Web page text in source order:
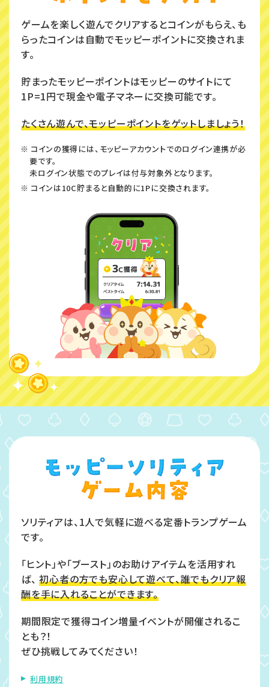
ゲームを楽しく遊んでクリアするとコインがもらえ、も
らったコインは自動でモッピーポイントに交換されま
す。
貯まったモッピーポイントはモッピーのサイトにて
1P=1円で現金や電子マネーに交換可能です。
たくさん遊んで、モッピーポイントをゲットしましょう！
※ コインの獲得には、モッピーアカウントでのログイン連携が必
要です。
未ログイン状態でのプレイは付与対象外となります。
※ コインは10C貯まると自動的に1Pに交換されます。
ソリティアは、1人で気軽に遊べる定番トランプゲーム
です。
「ヒント」や「ブースト」のお助けアイテムを活用すれ
ば、初心者の方でも安心して遊べて、誰でもクリア報
酬を手に入れることができます。
期間限定で獲得コイン増量イベントが開催されるこ
とも？！
ぜひ挑戦してみてください！
利用規約